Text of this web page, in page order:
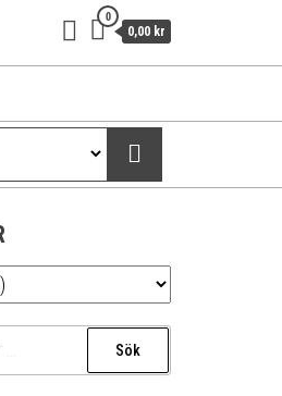
0
0,00 kr
Sök